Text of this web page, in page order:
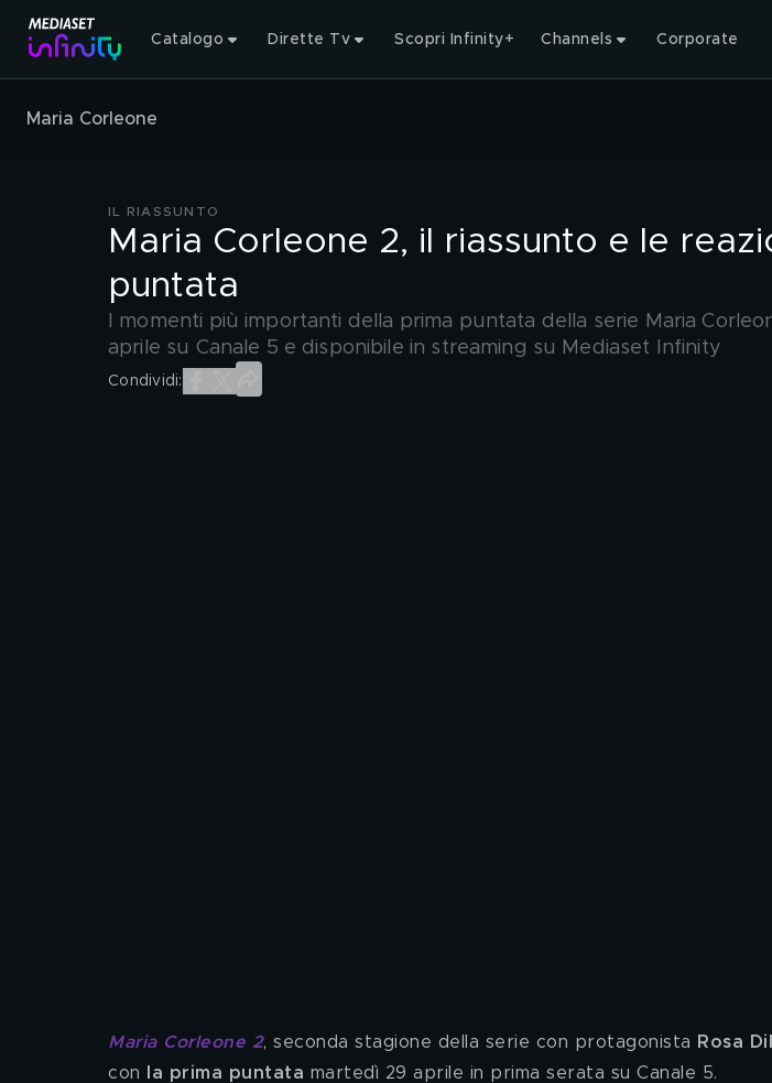
Catalogo Dirette Tv Scopri Infinity+ Channels Corporate
Maria Corleone
IL RIASSUNTO
Maria Corleone 2, il riassunto e le
puntata
I momenti più importanti della prima puntata della serie Maria
aprile su Canale 5 e disponibile in streaming su Mediaset Infinity
Condividi:
Maria Corleone 2, seconda stagione della serie con protagonista Rosa
con
la prima puntata martedì 29 aprile in prima serata su Canale 5.